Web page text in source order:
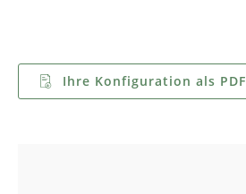
Ihre Konfiguration als PDF